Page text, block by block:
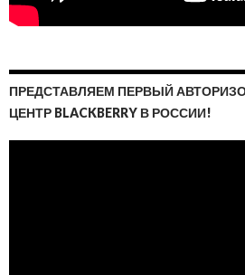
ПРЕДСТАВЛЯЕМ ПЕРВЫЙ
ЦЕНТР BLACKBERRY В РОССИИ!